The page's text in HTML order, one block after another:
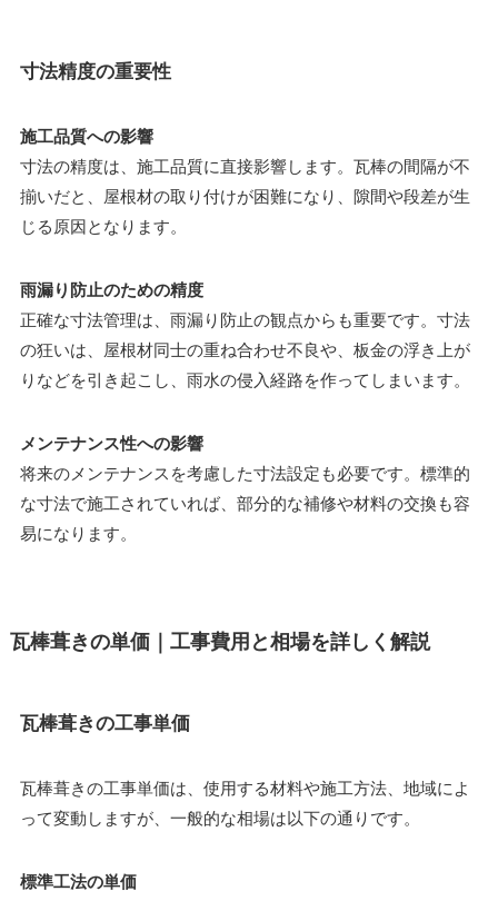
寸法精度の重要性
施工品質への影響
寸法の精度は、施工品質に直接影響します。瓦棒の間隔が不
揃いだと、屋根材の取り付けが困難になり、隙間や段差が生
じる原因となります。
雨漏り防止のための精度
正確な寸法管理は、雨漏り防止の観点からも重要です。寸法
の狂いは、屋根材同士の重ね合わせ不良や、板金の浮き上が
りなどを引き起こし、雨水の侵入経路を作ってしまいます。
メンテナンス性への影響
将来のメンテナンスを考慮した寸法設定も必要です。標準的
な寸法で施工されていれば、部分的な補修や材料の交換も容
易になります。
瓦棒葺きの単価｜工事費用と相場を詳しく解説
瓦棒葺きの工事単価
瓦棒葺きの工事単価は、使用する材料や施工方法、地域によ
って変動しますが、一般的な相場は以下の通りです。
標準工法の単価